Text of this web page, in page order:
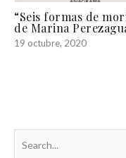
“Seis formas de
de Marina
19 octubre, 2020